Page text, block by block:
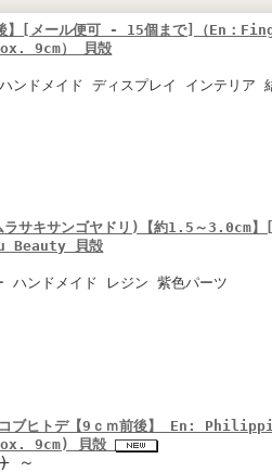
後】[メール便可 - 15個まで]（En：
9cm） 貝殻
ンドメイド ディスプレイ インテリア
ラサキサンゴヤドリ)【約1.5～3.0cm】
Beauty 貝殻
ハンドメイド レジン 紫色パーツ
コブヒトデ【9ｃｍ前後】 En:
9cm) 貝殻
～